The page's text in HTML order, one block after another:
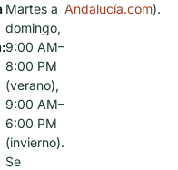
Martes a
domingo,
9:00 AM–
8:00 PM
(verano),
9:00 AM–
6:00 PM
(invierno).
Se
Andalucía.com).